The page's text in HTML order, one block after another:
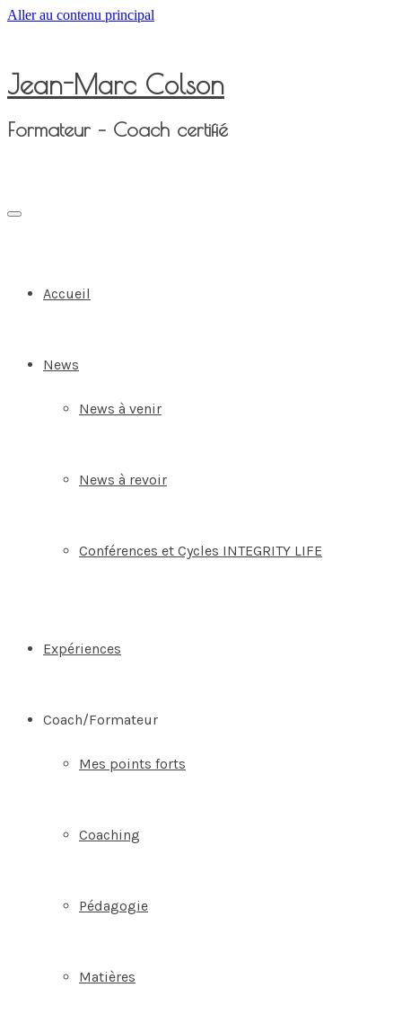
Aller au contenu principal
Jean-Marc Colson
Formateur – Coach certifié
Accueil
News
News à venir
News à revoir
Conférences et Cycles INTEGRITY LIFE
Expériences
Coach/Formateur
Mes points forts
Coaching
Pédagogie
Matières